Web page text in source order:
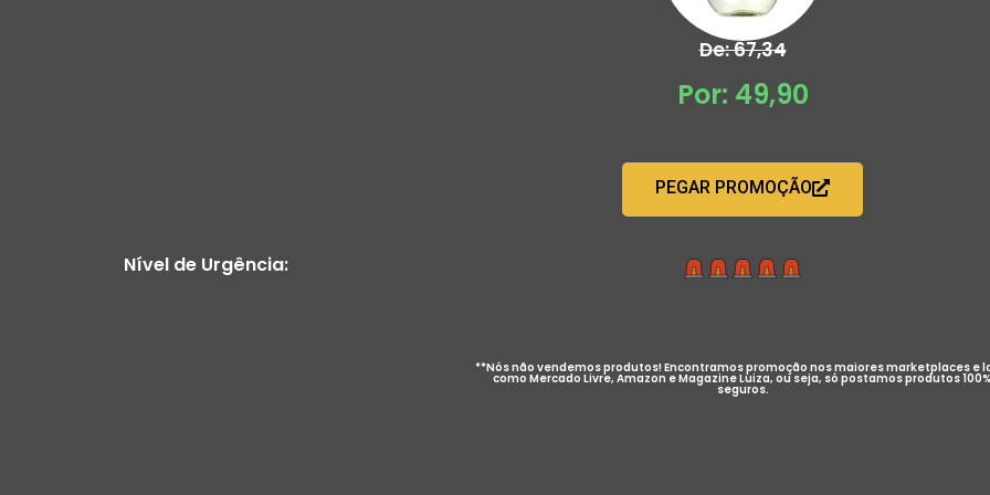
De: 67,34
Por: 49,90
PEGAR PROMOÇÃO
Nível de Urgência:
**Nós não vendemos produtos! Encontramos promoção nos maiores marketplaces e
como Mercado Livre, Amazon e Magazine Luiza, ou seja, só postamos produtos 100%
seguros.